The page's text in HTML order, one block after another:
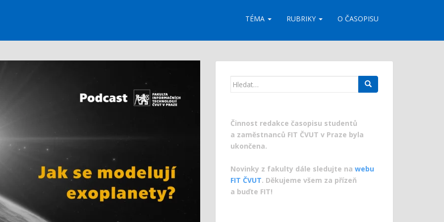
TÉMA RUBRIKY O ČASOPISU
Search
Činnost redakce časopisu studentů
a zaměstnanců FIT ČVUT v Praze byla
ukončena.
Novinky z fakulty dále sledujte na webu
FIT ČVUT. Děkujeme všem za přízeň
a buďte FIT!